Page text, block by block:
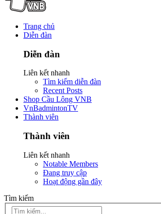
Trang chủ
Diễn đàn
Diễn đàn
Liên kết nhanh
Tìm kiếm diễn đàn
Recent Posts
Shop Cầu Lông VNB
VnBadmintonTV
Thành viên
Thành viên
Liên kết nhanh
Notable Members
Đang truy cập
Hoạt động gần đây
Tìm kiếm